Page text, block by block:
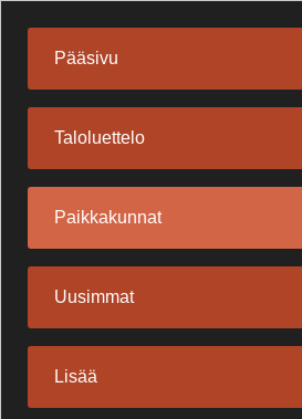
Pääsivu
Taloluettelo
Paikkakunnat
Uusimmat
Lisää